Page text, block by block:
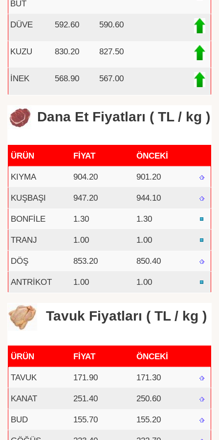
BUT
DÜVE 592.60 590.60
KUZU 830.20 827.50
İNEK 568.90 567.00
Dana Et Fiyatları ( TL / kg )
ÜRÜN FİYAT ÖNCEKİ
KIYMA 904.20 901.20
KUŞBAŞI 947.20 944.10
BONFİLE 1.30 1.30
TRANJ 1.00 1.00
DÖŞ 853.20 850.40
ANTRİKOT 1.00 1.00
Tavuk Fiyatları ( TL / kg )
ÜRÜN FİYAT ÖNCEKİ
TAVUK 171.90 171.30
KANAT 251.40 250.60
BUD 155.70 155.20